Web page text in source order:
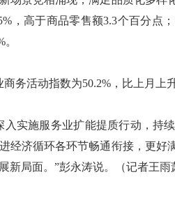
，高于商品零售额3.3个百分点
活动指数为50.2%，比上月上
施服务业扩能提质行动，持续
经济循环各环节畅通衔接，更
新局面。”彭永涛说。（记者王雨